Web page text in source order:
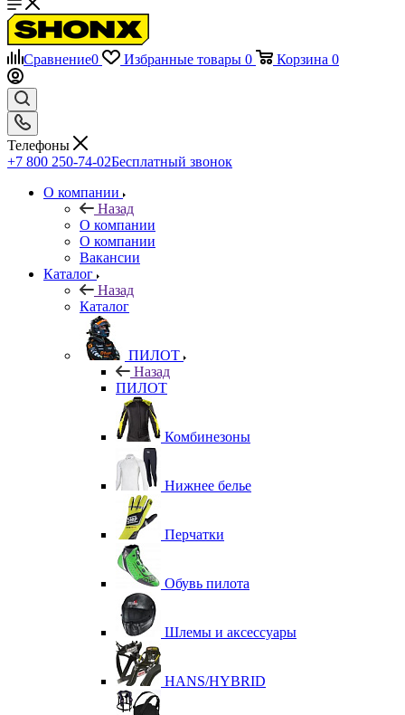
Сравнение0 Избранные товары 0 Корзина 0
Телефоны
+7 800 250-74-02Бесплатный звонок
О компании
Назад
О компании
О компании
Вакансии
Каталог
Назад
Каталог
ПИЛОТ
Назад
ПИЛОТ
Комбинезоны
Нижнее белье
Перчатки
Обувь пилота
Шлемы и аксессуары
HANS/HYBRID